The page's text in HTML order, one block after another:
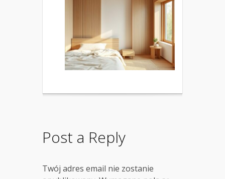
Post a Reply
Twój adres email nie zostanie